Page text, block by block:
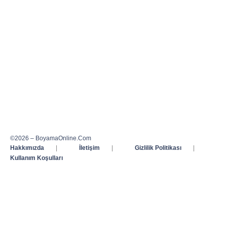
©2026 – BoyamaOnline.Com
Hakkımızda
| İletişim | Gizlilik Politikası
|
Kullanım Koşulları